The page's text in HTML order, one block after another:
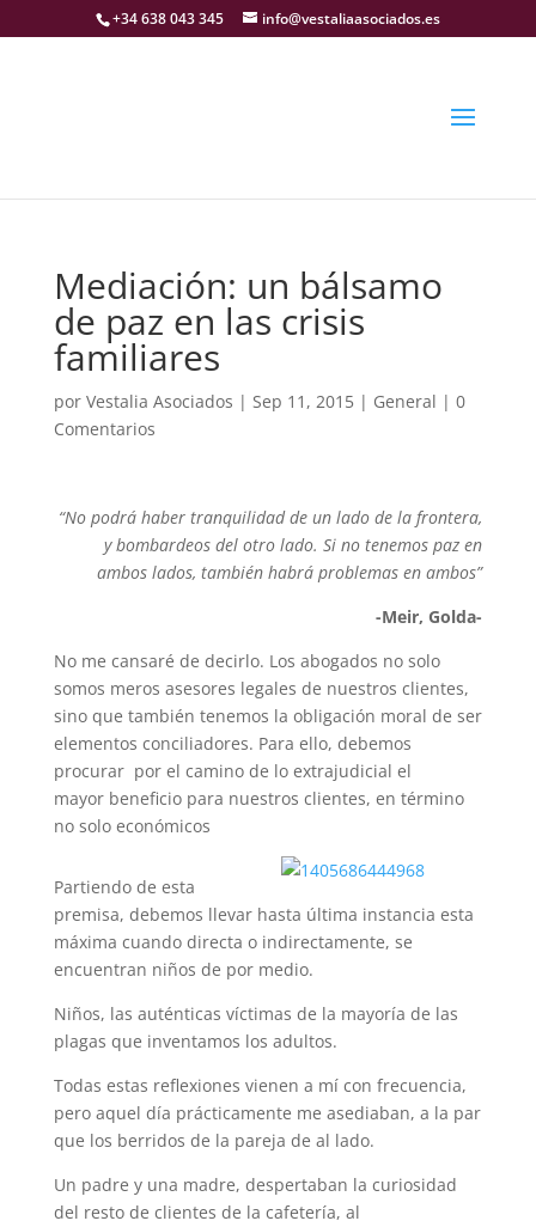
+34 638 043 345 info@vestaliaasociados.es
Mediación: un bálsamo
de paz en las crisis
familiares
por Vestalia Asociados | Sep 11, 2015| General | 0
Comentarios
“No podrá haber tranquilidad de un lado de la frontera,
y bombardeos del otro lado. Si no tenemos paz en
ambos lados, también habrá problemas en ambos”
-Meir, Golda-
No me cansaré de decirlo. Los abogados no solo
somos meros asesores legales de nuestros clientes,
sino que también tenemos la obligación moral de ser
elementos conciliadores. Para ello, debemos
procurar por el camino de lo extrajudicial el
mayor beneficio para nuestros clientes, en término
no solo económicos
Partiendo de esta
premisa, debemos llevar hasta última instancia esta
máxima cuando directa o indirectamente, se
encuentran niños de por medio.
Niños, las auténticas víctimas de la mayoría de las
plagas que inventamos los adultos.
Todas estas reflexiones vienen a mí con frecuencia,
pero aquel día prácticamente me asediaban, a la par
que los berridos de la pareja de al lado.
Un padre y una madre, despertaban la curiosidad
del resto de clientes de la cafetería, al